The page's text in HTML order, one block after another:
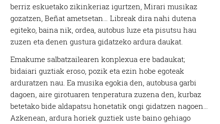
berriz eskuetako zikinkeriaz igurtzen, Mirari musikaz
gozatzen, Beñat ametsetan… Libreak dira nahi dutena
egiteko, baina nik, ordea, autobus luze eta pisutsu hau
zuzen eta denen gustura gidatzeko ardura daukat.
Emakume salbatzailearen konplexua ere badaukat;
bidaiari guztiak eroso, pozik eta ezin hobe egoteak
arduratzen nau. Ea musika egokia den, autobusa garbi
dagoen, aire girotuaren tenperatura zuzena den, kurbaz
betetako bide aldapatsu honetatik ongi gidatzen nagoen…
Azkenean, ardura horiek guztiek uste baino gehiago